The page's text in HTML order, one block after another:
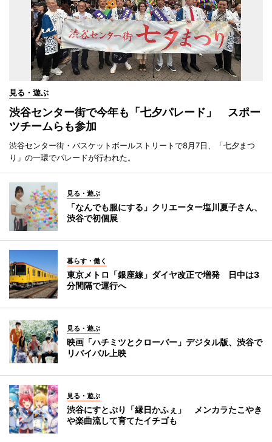
見る・遊ぶ
渋谷センター街で今年も「七夕パレード」 スポー
ツチームらも参加
渋谷センター街・バスケットボールストリートで8月7日、「七夕まつ
り」の一環でパレードが行われた。
見る・遊ぶ
「なんでも服にする」クリエーター塩川夏子さん、
渋谷で初個展
暮らす・働く
東京メトロ「銀座線」ダイヤ改正で増発 日中は3
分間隔で運行へ
見る・遊ぶ
映画「ハチミツとクローバー」デジタル版、渋谷で
リバイバル上映
見る・遊ぶ
渋谷にすとぷり「縁日かふぇ」 メンカラたこやき
や楽曲流して育てたイチゴも